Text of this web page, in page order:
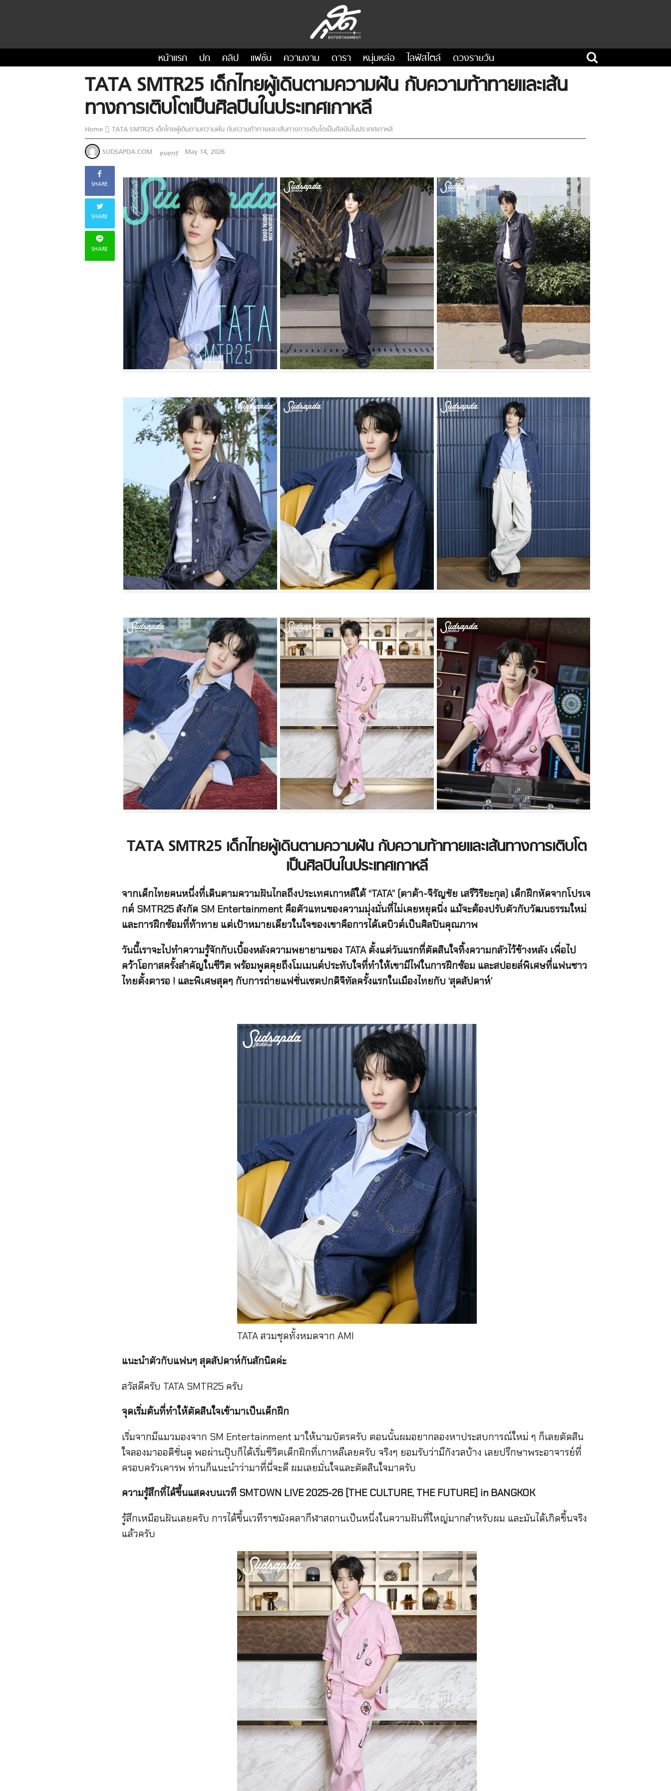
หน้าแรก ปก คลิป แฟชั่น ความงาม ดารา หนุ่มหล่อ ไลฟ์สไตล์ ดวงรายวัน
TATA SMTR25 เด็กไทยผู้เดินตามความฝัน กับความท้าทายและเส้น
ทางการเติบโตเป็นศิลปินในประเทศเกาหลี
Home TATA SMTR25 เด็กไทยผู้เดินตามความฝัน กับความท้าทายและเส้นทางการเติบโตเป็นศิลปินในประเทศเกาหลี
SUDSAPDA.COM event May 14, 2026
SHARE
SHARE
SHARE
TATA SMTR25 เด็กไทยผู้เดินตามความฝัน กับความท้าทายและเส้นทางการเติบโต
เป็นศิลปินในประเทศเกาหลี
จากเด็กไทยคนหนึ่งที่เดินตามความฝันไกลถึงประเทศเกาหลีใต้“TATA” (ตาต้า-จิรัญชัย เสรีวิริยะกุล) เด็กฝึกหัดจากโปรเจ
กต์ SMTR25 สังกัด SM Entertainment คือตัวแทนของความมุ่งมั่นที่ไม่เคยหยุดนิ่ง แม้จะต้องปรับตัวกับวัฒนธรรมใหม่
และการฝึกซ้อมที่ท้าทาย แต่เป้าหมายเดียวในใจของเขาคือการได้เดบิวต์เป็นศิลปินคุณภาพ
วันนี้เราจะไปทำความรู้จักกับเบื้องหลังความพยายามของ TATA ตั้งแต่วันแรกที่ตัดสินใจทิ้งความกลัวไว้ข้างหลัง เพื่อไป
คว้าโอกาสครั้งสำคัญในชีวิต พร้อมพูดคุยถึงโมเมนต์ประทับใจที่ทำให้เขามีไฟในการฝึกซ้อม และสปอยล์พิเศษที่แฟนชาว
ไทยตั้งตารอ ! และพิเศษสุดๆ กับการถ่ายแฟชั่นเซตปกดิจิทัลครั้งแรกในเมืองไทยกับ ‘สุดสัปดาห์’
TATA สวมชุดทั้งหมดจาก AMI
แนะนำตัวกับแฟนๆ สุดสัปดาห์กันสักนิดค่ะ
สวัสดีครับ TATA SMTR25 ครับ
จุดเริ่มต้นที่ทำให้ตัดสินใจเข้ามาเป็นเด็กฝึก
เริ่มจากมีแมวมองจาก SM Entertainment มาให้นามบัตรครับ ตอนนั้นผมอยากลองหาประสบการณ์ใหม่ ๆ ก็เลยตัดสิน
ใจลองมาออดิชั่นดู พอผ่านปุ๊บก็ได้เริ่มชีวิตเด็กฝึกที่เกาหลีเลยครับ จริงๆ ยอมรับว่ามีกังวลบ้าง เลยปรึกษาพระอาจารย์ที่
ครอบครัวเคารพ ท่านก็แนะนำว่ามาที่นี่จะดี ผมเลยมั่นใจและตัดสินใจมาครับ
ความรู้สึกที่ได้ขึ้นแสดงบนเวที SMTOWN LIVE 2025-26 [THE CULTURE, THE FUTURE] in BANGKOK
รู้สึกเหมือนฝันเลยครับ การได้ขึ้นเวทีราชมังคลากีฬาสถานเป็นหนึ่งในความฝันที่ใหญ่มากสำหรับผม และมันได้เกิดขึ้นจริง
แล้วครับ